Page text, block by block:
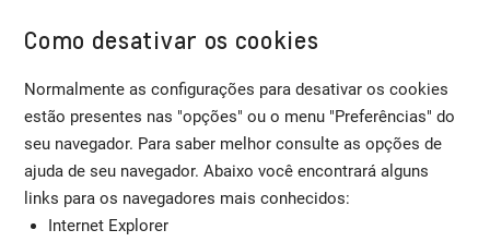
Como desativar os cookies
Normalmente as configurações para desativar os cookies
estão presentes nas "opções" ou o menu "Preferências" do
seu navegador. Para saber melhor consulte as opções de
ajuda de seu navegador. Abaixo você encontrará alguns
links para os navegadores mais conhecidos:
Internet Explorer